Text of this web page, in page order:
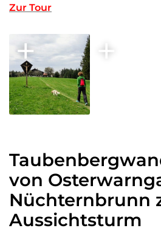
Zur Tour
von
Nüchternbrunn
Aussichtsturm